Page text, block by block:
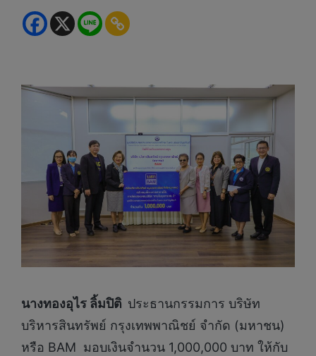
นางทองอุไร ลิ้มปิติ ประธานกรรมการ บริษัท
บริหารสินทรัพย์ กรุงเทพพาณิชย์ จำกัด (มหาชน)
หรือ BAM มอบเงินจำนวน 1,000,000 บาท ให้กับ